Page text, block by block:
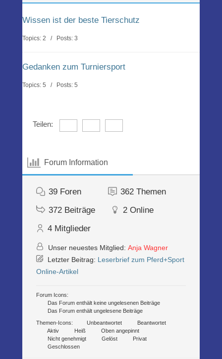
Wissen ist der beste Tierschutz
Topics: 2 / Posts: 3
Gedanken zum Turniersport
Topics: 5 / Posts: 5
Teilen:
Forum Information
39 Foren 362 Themen
372 Beiträge 2 Online
4 Mitglieder
Unser neuestes Mitglied: Anja Wagner
Letzter Beitrag: Leserbrief zum Pferd+Sport
Online-Artikel
Forum Icons:
Das Forum enthält keine ungelesenen Beiträge
Das Forum enthält ungelesene Beiträge
Themen-Icons:
Unbeantwortet
Beantwortet
Aktiv
Heiß
Oben angepinnt
Nicht genehmigt
Gelöst
Privat
Geschlossen